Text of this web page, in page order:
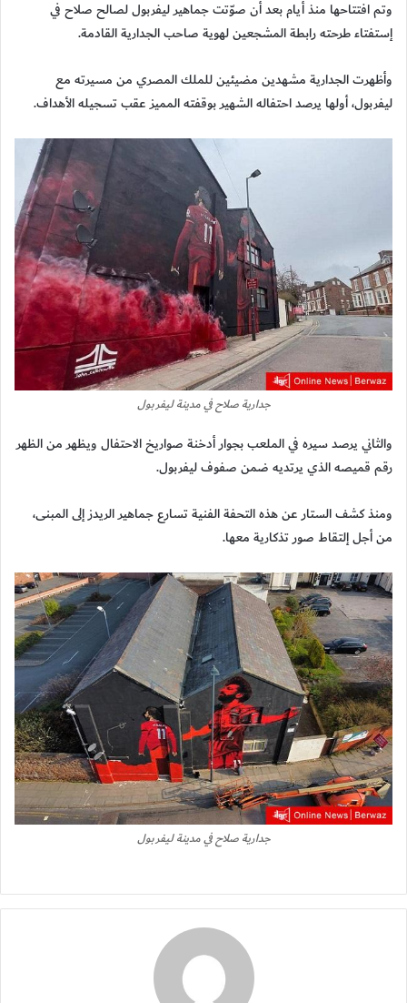
وتم افتتاحها منذ أيام بعد أن صوّتت جماهير ليفربول لصالح صلاح في
إستفتاء طرحته رابطة المشجعين لهوية صاحب الجدارية القادمة.
وأظهرت الجدارية مشهدين مضيئين للملك المصري من مسيرته مع
ليفربول، أولها يرصد احتفاله الشهير بوقفته المميز عقب تسجيله الأهداف.
جدارية صلاح في مدينة ليفربول
والثاني يرصد سيره في الملعب بجوار أدخنة صواريخ الاحتفال ويظهر من الظهر
رقم قميصه الذي يرتديه ضمن صفوف ليفربول.
ومنذ كشف الستار عن هذه التحفة الفنية تسارع جماهير الريدز إلى المبنى،
من أجل إلتقاط صور تذكارية معها.
جدارية صلاح في مدينة ليفربول